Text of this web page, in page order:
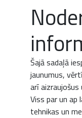
Šajā sadaļā
jaunumus,
arī
Viss par un ap
tehnikas un